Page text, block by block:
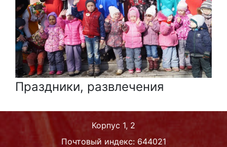
Праздники, развлечения
Корпус 1, 2
Почтовый индекс: 644021